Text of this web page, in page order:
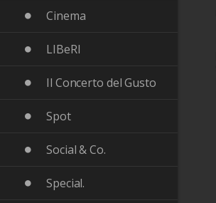
Cinema
LIBeRI
Il Concerto del Gusto
Spot
Social & Co.
Special.